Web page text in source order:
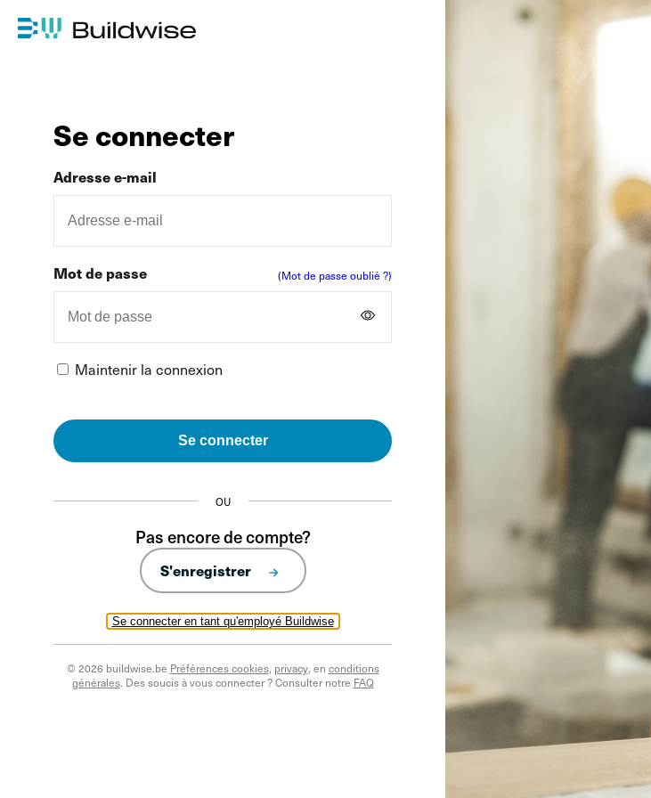
Se connecter
Se connecter en tant qu'employé Buildwise
Adresse e-mail
Mot de passe (Mot de passe oublié ?)
Maintenir la connexion
Se connecter
OU
Pas encore de compte?
S'enregistrer
© 2026 buildwise.be Préférences cookies, privacy, en conditions
générales. Des soucis à vous connecter ? Consulter notre FAQ